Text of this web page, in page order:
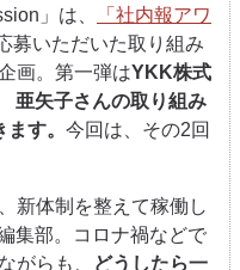
」は、
「社内報アワ
募いただいた取り組み
画。第一弾はYKK株式
亜矢子さんの取り組み
す。 今回は、その2回
新体制を整えて稼働し
集部。コロナ禍などで
がらも、
どうしたら一